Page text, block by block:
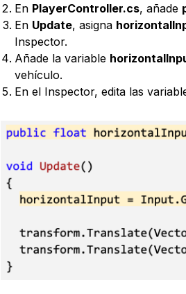
En PlayerController.cs, añade
En Update, asigna
Inspector.
Añade la variable
vehículo.
En el Inspector, edita las